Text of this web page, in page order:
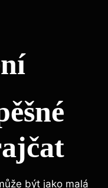
být jako malá